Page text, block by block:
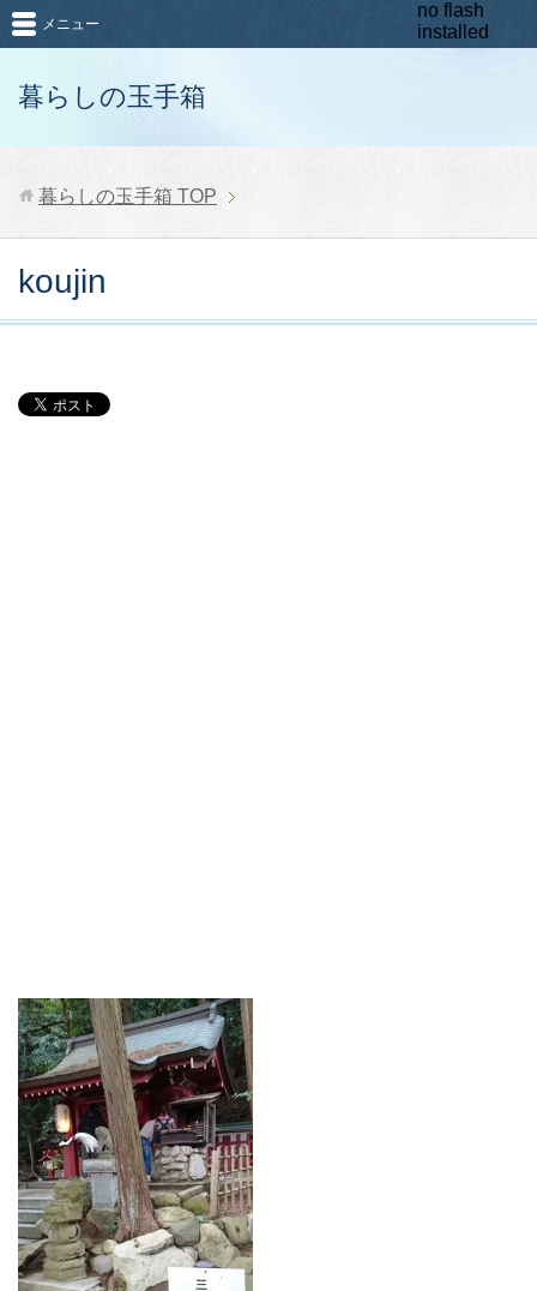
暮らしの玉手箱
メニュー
暮らしの玉手箱 TOP
koujin
no flash
installed